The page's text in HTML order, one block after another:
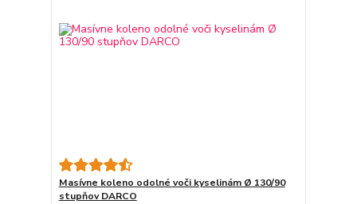
Masívne koleno odolné voči kyselinám Ø 130/90
stupňov DARCO